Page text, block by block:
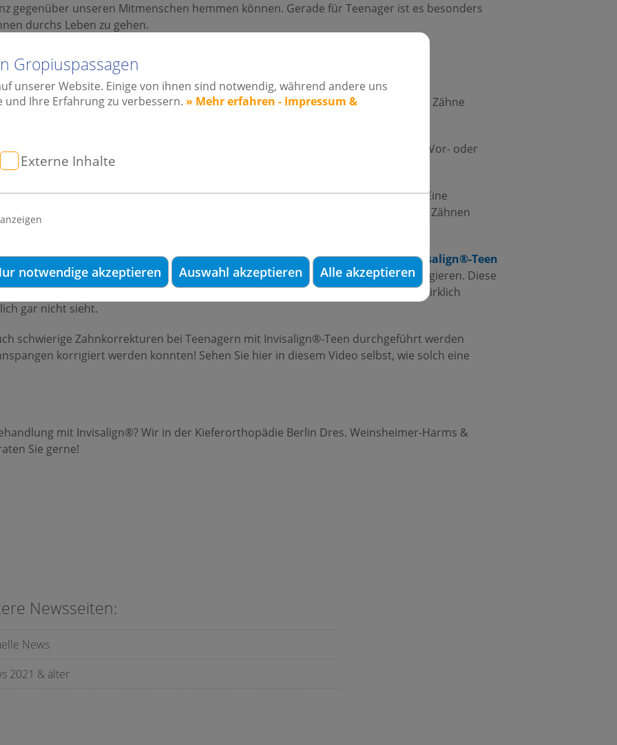
Gropiuspassagen
unserer Website. Einige von ihnen sind notwendig, während andere uns
und Ihre Erfahrung zu verbessern. » Mehr erfahren - Impressum &
Externe Inhalte
notwendige akzeptieren Auswahl akzeptieren Alle akzeptieren
gegenüber unseren Mitmenschen hemmen können. Gerade für Teenager ist es besonders
durchs Leben zu gehen.
Zahnspange jedoch großes Unbehagen aus, denn nicht selten wurden sie in der
Heute liegen Zahnspangen jedoch schon wieder voll im Trend.
das Leben eines Kindes ganz schön verändern kann. Nicht NUR, dass schiefe Zähne
auch einen negativen Einfluss auf den gesamten Körper.
ungeraden Zähnen, sondern manchmal auch im Kiefer. Wir sprechen da z.B. von Vor- oder
beißen falsch und das verursacht auf die Dauer Schmerzen und kaputte Zähne. Eine
schönes und gerades Gebiss sorgen, sondern auch vor Schmerzen und kranken Zähnen
wissen: Auch für Teens gibt es "fast unsichtbare" Zahnspangen z.B. die
Invisalign®-Teen
Schienen, die die Zähne Schritt für Schritt in die richtige Richtung korrigieren. Diese
oder bei einem Date sogar herausnehmen. In der Praxis ist das aber nicht wirklich
gar nicht sieht.
schwierige Zahnkorrekturen bei Teenagern mit Invisalign®-Teen durchgeführt werden
korrigiert werden konnten! Sehen Sie hier in diesem Video selbst, wie solch eine
mit Invisalign®? Wir in der Kieferorthopädie Berlin Dres. Weinsheimer-Harms &
Sie gerne!
Newsseiten:
News
2021 & älter